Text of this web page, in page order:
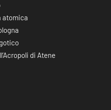
atomica
di Atene